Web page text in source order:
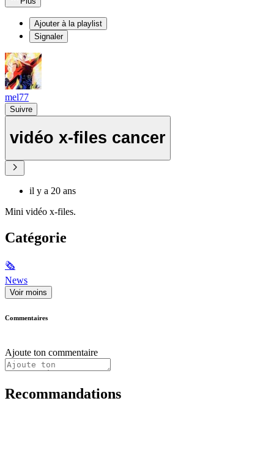
Ajouter à la playlist
Signaler
mel77
Suivre
vidéo x-files cancer
il y a 20 ans
Mini vidéo x-files.
Catégorie
🗞
News
Voir moins
Commentaires
Ajoute ton commentaire
Recommandations